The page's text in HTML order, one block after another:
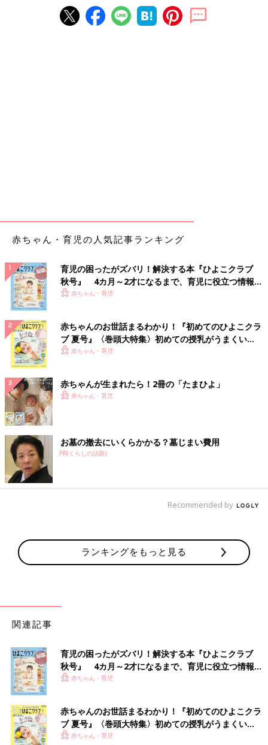
「毎月、夫に『今日はダメな日』と宣言して何もしません。夫に
どうにかしてもらいます。夫が不在で子どもだけの日のために、
入れて薄ければ各自で好きなものトッピングしてもらいます！あ
と足りない分はインスタントのスープかカップラーメン」
つらい時は無理せず、「手を抜くことに、手を抜か
ない！」
本業の放送作家のほか、コメンテーターとしてテレビで活躍する
野々村友紀子さんに、体が辛い時ややる気がない時の家事問題に
ついて聞きました。
「私はもともと頑張りすぎる主婦でした。子どもが
らいの頃は、忙しい夫にやってほしいと言いにくいし、言いたく
ない。家事も育児もなるべく自分ひとりでなんとかしようと頑張
っていたのです。けれど無理がたたり、結局、倒れてしまいまし
た。
抜かない” が私のモットーになりました。
頑張りすぎるとまわりまわって結局、家族に迷惑をかけることに
なります。また、自分自身の体にもよくないので、長い目で見る
と絶対に頑張りすぎないほうがいいと思います。
も、『誰が怒るの？』というくらいのことです。ですから体調が
ん』と言っていいと思います。
女性は子育てや主婦業で、手を抜くことに対して『母親失格じゃ
いでしょうか。
す。うちの夫には、『若いうちから無理すると、ホルモンのバラ
いうと、夫はビビって『寝とき、寝とき』となりました。男性は
女性ホルモンのこととかよくわかっていないので、とにかく『ホ
ルモンが…』と言えば、男性は『なんかわからんけど、怖い…』
となると思います（笑）。
子どもが小さい頃、しんどい時はレトルトカレーを食べさせたこ
ともあります。最近は、有名店の冷凍食品などちょっといいもの
赤ちゃん・育児の人気記事ランキング
育児の困ったがズバリ！解決する本『ひよこクラブ
秋号』 4カ月～2才になるまで、育児に役立つ情報が
いっぱい！
赤ちゃん・育児
赤ちゃんのお世話まるわかり！『初めてのひよこクラ
ブ 夏号』〈巻頭大特集〉初めての授乳がうまくい
く！ おっぱい・ミルクの基本と夏のトラブル 解決テ
赤ちゃん・育児
赤ちゃんが生まれたら！2冊の「たまひよ」
赤ちゃん・育児
お墓の撤去にいくらかかる？墓じまい費用
PR(くらしの話題)
Recommended by
ランキングをもっと見る
関連記事
育児の困ったがズバリ！解決する本『ひよこクラブ
秋号』 4カ月～2才になるまで、育児に役立つ情報が
いっぱい！
赤ちゃん・育児
赤ちゃんのお世話まるわかり！『初めてのひよこクラ
ブ 夏号』〈巻頭大特集〉初めての授乳がうまくい
く！ おっぱい・ミルクの基本と夏のトラブル 解決テ
赤ちゃん・育児